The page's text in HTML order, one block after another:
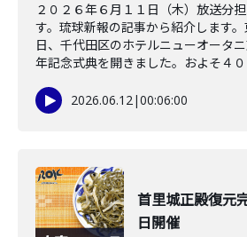
２０２６年６月１１日（木）放送分
す。琉球新報の記事から紹介します
日、千代田区のホテルニューオータ
年記念式典を開きました。およそ４
2026.06.12|00:06:00
首里城正殿復元
日開催